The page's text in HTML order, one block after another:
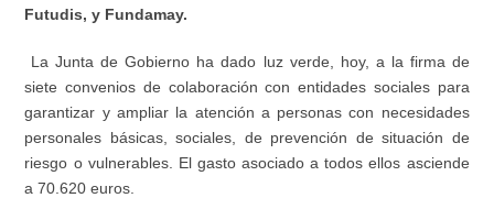
Futudis, y Fundamay.
La Junta de Gobierno ha dado luz verde, hoy, a la firma de
siete convenios de colaboración con entidades sociales para
garantizar y ampliar la atención a personas con necesidades
personales básicas, sociales, de prevención de situación de
riesgo o vulnerables. El gasto asociado a todos ellos asciende
a 70.620 euros.